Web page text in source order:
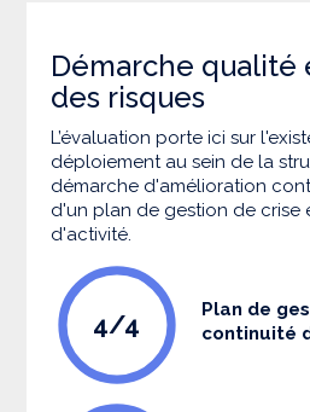
Démarche qualité
des risques
L’évaluation porte ici sur
déploiement au sein de la
démarche d'amélioration
d'un plan de gestion de crise
d'activité.
4/4
Plan de
continuité